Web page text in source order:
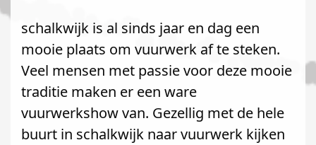
schalkwijk is al sinds jaar en dag een
mooie plaats om vuurwerk af te steken.
Veel mensen met passie voor deze mooie
traditie maken er een ware
vuurwerkshow van. Gezellig met de hele
buurt in schalkwijk naar vuurwerk kijken